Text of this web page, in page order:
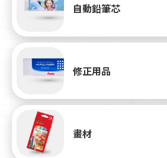
自動鉛筆芯
修正用品
畫材